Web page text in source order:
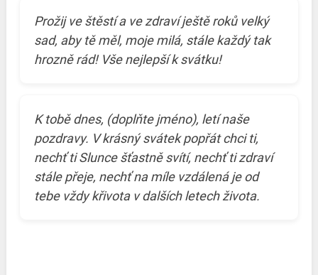
Prožij ve štěstí a ve zdraví ještě roků velký
sad, aby tě měl, moje milá, stále každý tak
hrozně rád! Vše nejlepší k svátku!
K tobě dnes, (doplňte jméno), letí naše
pozdravy. V krásný svátek popřát chci ti,
nechť ti Slunce šťastně svítí, nechť ti zdraví
stále přeje, nechť na míle vzdálená je od
tebe vždy křivota v dalších letech života.